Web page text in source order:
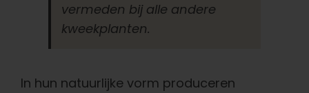
vermeden bij alle andere
kweekplanten.
In hun natuurlijke vorm produceren